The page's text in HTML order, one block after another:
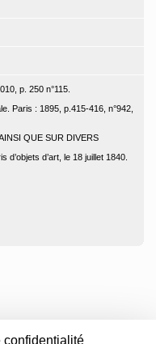
p. 250 n°115.
Paris : 1895, p.415-416, n°942,
QUE SUR DIVERS
d’art, le 18 juillet 1840.
confidentialité